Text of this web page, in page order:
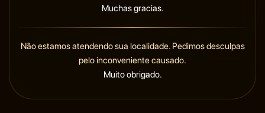
Muchas gracias.
Não estamos atendendo sua localidade. Pedimos desculpas
pelo inconveniente causado.
Muito obrigado.